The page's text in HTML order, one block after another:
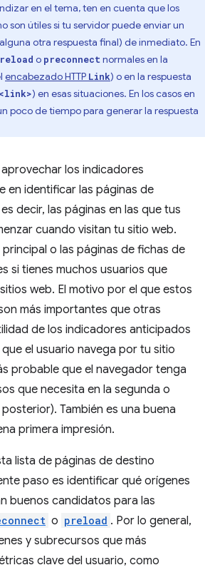
en el tema, ten en cuenta que los
son útiles si tu servidor puede enviar un
otra respuesta final) de inmediato. En
o preconnect normales en la
encabezado HTTP Link) o en la respuesta
<link>) en esas situaciones. En los casos en
poco de tiempo para generar la respuesta
los indicadores
en identificar las páginas de
decir, las páginas en las que tus
cuando visitan tu sitio web.
o las páginas de fichas de
si tienes muchos usuarios que
web. El motivo por el que estos
más importantes que otras
de los indicadores anticipados
el usuario navega por tu sitio
probable que el navegador tenga
que necesita en la segunda o
También es una buena
primera impresión.
lista de páginas de destino
paso es identificar qué orígenes
buenos candidatos para las
o preload . Por lo general,
y subrecursos que más
clave del usuario, como